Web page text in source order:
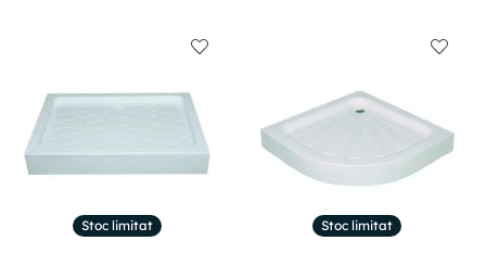
Stoc limitat Stoc limitat